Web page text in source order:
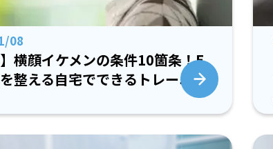
08
】横顔イケメンの条件10箇条！E
整える自宅でできるトレーニン